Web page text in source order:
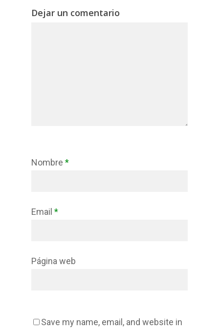
Dejar un comentario
Nombre *
Email *
Página web
Save my name, email, and website in